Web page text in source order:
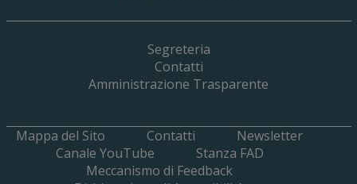
Segreteria
Contatti
Amministrazione Trasparente
Mappa del Sito Contatti
Newsletter
Canale YouTube
Stanza FAD
Meccanismo di Feedback